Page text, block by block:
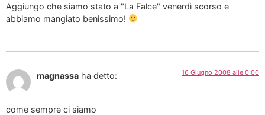
Aggiungo che siamo stato a "La Falce" venerdì scorso e
abbiamo mangiato benissimo!
magnassa ha detto: 16 Giugno 2008 alle 0:00
come sempre ci siamo